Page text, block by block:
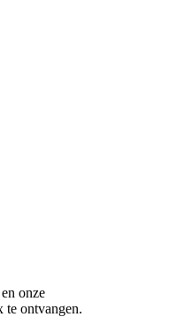
onze
te ontvangen.